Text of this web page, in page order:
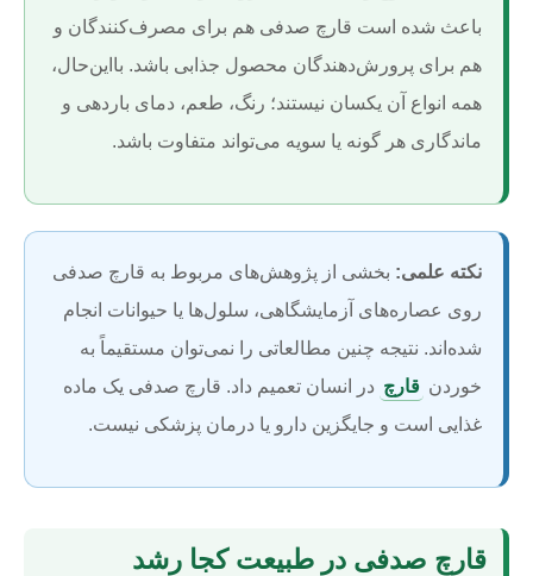
باعث شده است قارچ صدفی هم برای مصرف‌کنندگان و
هم برای پرورش‌دهندگان محصول جذابی باشد. بااین‌حال،
همه انواع آن یکسان نیستند؛ رنگ، طعم، دمای باردهی و
ماندگاری هر گونه یا سویه می‌تواند متفاوت باشد.
نکته علمی: بخشی از پژوهش‌های مربوط به قارچ صدفی
روی عصاره‌های آزمایشگاهی، سلول‌ها یا حیوانات انجام
شده‌اند. نتیجه چنین مطالعاتی را نمی‌توان مستقیماً به
خوردن قارچ در انسان تعمیم داد. قارچ صدفی یک ماده
غذایی است و جایگزین دارو یا درمان پزشکی نیست.
قارچ صدفی در طبیعت کجا رشد